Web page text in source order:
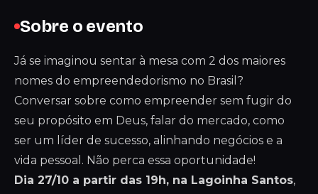
Sobre o evento
Já se imaginou sentar à mesa com 2 dos maiores
nomes do empreendedorismo no Brasil?
Conversar sobre como empreender sem fugir do
seu propósito em Deus, falar do mercado, como
ser um líder de sucesso, alinhando negócios e a
vida pessoal. Não perca essa oportunidade!
Dia 27/10 a partir das 19h, na Lagoinha Santos,